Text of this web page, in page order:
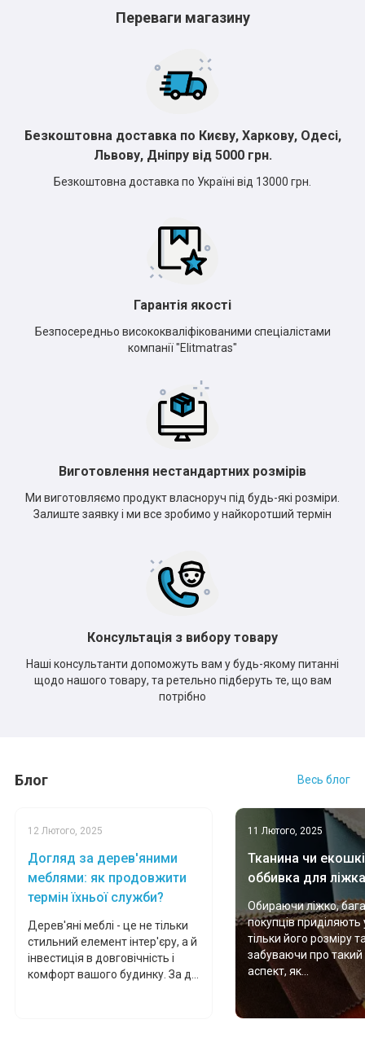
Переваги магазину
Безкоштовна доставка по Києву, Харкову, Одесі,
Львову, Дніпру від 5000 грн.
Безкоштовна доставка по Україні від 13000 грн.
Гарантія якості
Безпосередньо висококваліфікованими спеціалістами
компанії "Elitmatras"
Виготовлення нестандартних розмірів
Ми виготовляємо продукт власноруч під будь-які розміри.
Залиште заявку і ми все зробимо у найкоротший термін
Консультація з вибору товару
Наші консультанти допоможуть вам у будь-якому питанні
щодо нашого товару, та ретельно підберуть те, що вам
потрібно
Блог Весь блог
12 Лютого, 2025
Догляд за дерев'яними
меблями: як продовжити
термін їхньої служби?
Дерев'яні меблі - це не тільки
стильний елемент інтер'єру, а й
інвестиція в довговічність і
комфорт вашого будинку. За д...
11 Лютого, 2025
Тканина чи
оббивка для
Обираючи ліжко,
покупців приділяють
тільки його розміру
забуваючи про
аспект, як...